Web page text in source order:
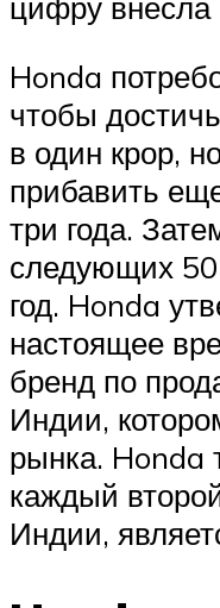
Honda
чтобы
в один крор,
прибавить
три года.
следующих 50
год. Honda
настоящее
бренд по
Индии,
рынка. Honda
каждый
Индии,